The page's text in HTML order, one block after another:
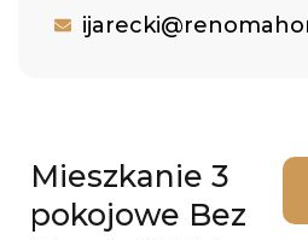
Mieszkanie 3
pokojowe Bez